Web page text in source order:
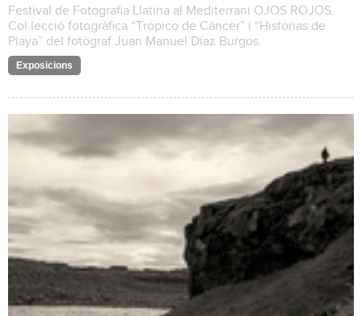
Festival de Fotografia Llatina al Mediterrani OJOS ROJOS.
Col·lecció fotogràfica “Trópico de Cáncer” i “Historias de
Playa” del fotògraf Juan Manuel Díaz Burgos.
Exposicions